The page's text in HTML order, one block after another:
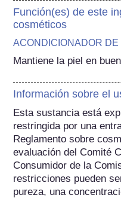
Función(es) de este
cosméticos
ACONDICIONADOR DE
Mantiene la piel en
Información sobre el
Esta sustancia está
restringida por una
Reglamento sobre
evaluación del Comité
Consumidor de la
restricciones pueden
pureza, una